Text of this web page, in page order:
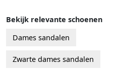
Bekijk relevante schoenen
Dames sandalen
Zwarte dames sandalen